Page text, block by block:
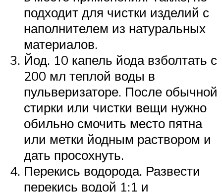
подходит для чистки изделий с
наполнителем из натуральных
материалов.
Йод. 10 капель йода взболтать с
200 мл теплой воды в
пульверизаторе. После обычной
стирки или чистки вещи нужно
обильно смочить место пятна
или метки йодным раствором и
дать просохнуть.
Перекись водорода. Развести
перекись водой 1:1 и